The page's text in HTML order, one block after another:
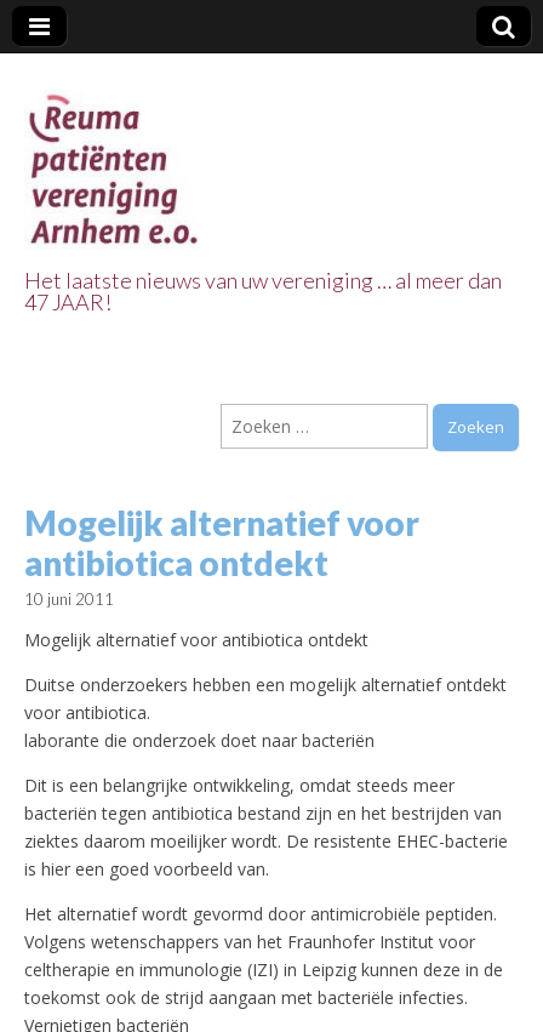
Vereniging
Arnhem e.o.
Het laatste nieuws van uw vereniging … al meer dan
47 JAAR!
Zoeken
naar:
Mogelijk alternatief voor
antibiotica ontdekt
10 juni 2011
Mogelijk alternatief voor antibiotica ontdekt
Duitse onderzoekers hebben een mogelijk alternatief ontdekt
voor antibiotica.
laborante die onderzoek doet naar bacteriën
Dit is een belangrijke ontwikkeling, omdat steeds meer
bacteriën tegen antibiotica bestand zijn en het bestrijden van
ziektes daarom moeilijker wordt. De resistente EHEC-bacterie
is hier een goed voorbeeld van.
Het alternatief wordt gevormd door antimicrobiële peptiden.
Volgens wetenschappers van het Fraunhofer Institut voor
celtherapie en immunologie (IZI) in Leipzig kunnen deze in de
toekomst ook de strijd aangaan met bacteriële infecties.
Vernietigen bacteriën